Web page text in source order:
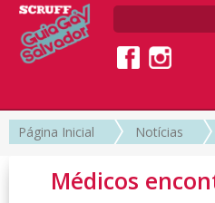
Página Inicial Notícias
Médicos